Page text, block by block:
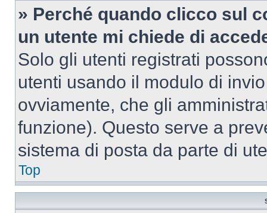
» Perché quando clicco sul
un utente mi chiede di
Solo gli utenti registrati
utenti usando il modulo di
ovviamente, che gli
funzione). Questo serve a
sistema di posta da parte di
Top